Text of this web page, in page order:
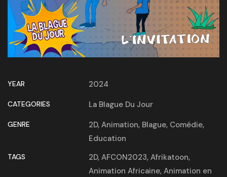
YEAR 2024
CATEGORIES La Blague Du Jour
GENRE 2D, Animation, Blague, Comédie,
Education
TAGS 2D, AFCON2023, Afrikatoon,
Animation Africaine, Animation en